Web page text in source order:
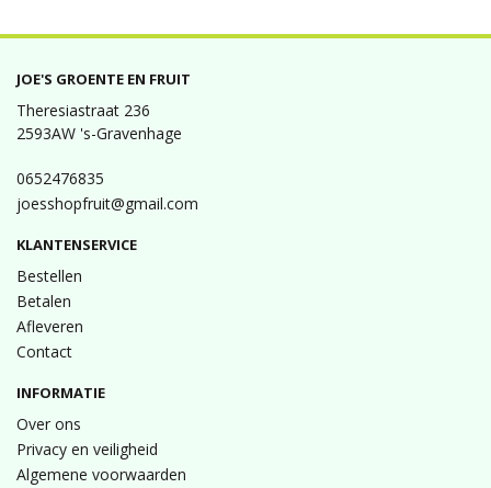
JOE'S GROENTE EN FRUIT
Theresiastraat 236
2593AW 's-Gravenhage
0652476835
joesshopfruit@gmail.com
KLANTENSERVICE
Bestellen
Betalen
Afleveren
Contact
INFORMATIE
Over ons
Privacy en veiligheid
Algemene voorwaarden